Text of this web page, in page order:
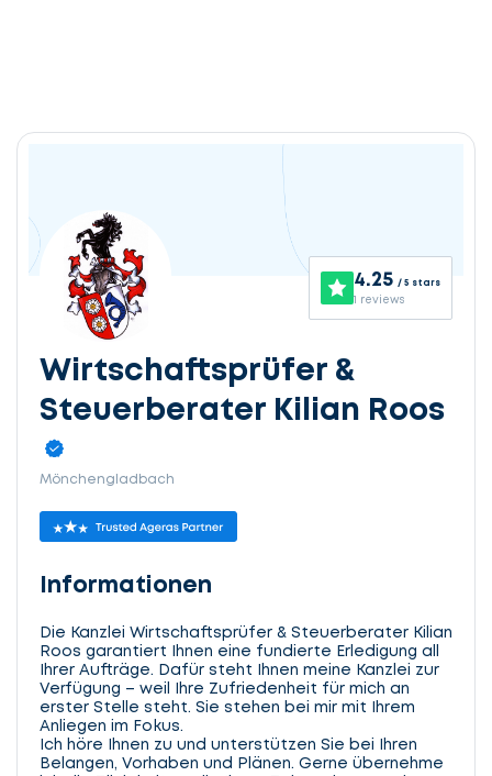
4.25 / 5 stars
1 reviews
Wirtschaftsprüfer &
Steuerberater Kilian Roos
Mönchengladbach
Informationen
Die Kanzlei Wirtschaftsprüfer & Steuerberater Kilian
Roos garantiert Ihnen eine fundierte Erledigung all
Ihrer Aufträge. Dafür steht Ihnen meine Kanzlei zur
Verfügung – weil Ihre Zufriedenheit für mich an
erster Stelle steht. Sie stehen bei mir mit Ihrem
Anliegen im Fokus.
Ich höre Ihnen zu und unterstützen Sie bei Ihren
Belangen, Vorhaben und Plänen. Gerne übernehme